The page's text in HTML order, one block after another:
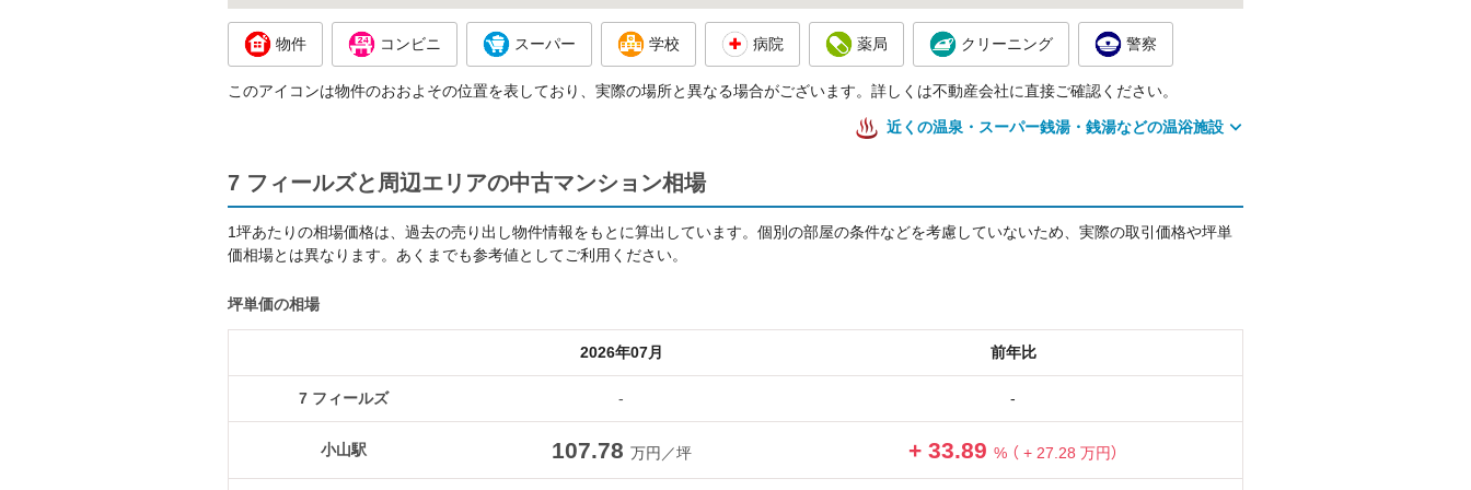
物件 コンビニ スーパー 学校 病院 薬局 クリーニング 警察
このアイコンは物件のおおよその位置を表しており、実際の場所と異なる場合がございます。詳しくは不動産会社に直接ご確認ください。
近くの温泉・スーパー銭湯・銭湯などの温浴施設
7 フィールズと周辺エリアの中古マンション相場
1坪あたりの相場価格は、過去の売り出し物件情報をもとに算出しています。個別の部屋の条件などを考慮していないため、実際の取引価格や坪単
価相場とは異なります。あくまでも参考値としてご利用ください。
坪単価の相場
2026年07月 前年比
7 フィールズ - -
小山駅 107.78 万円／坪 + 33.89 % （ + 27.28 万円）